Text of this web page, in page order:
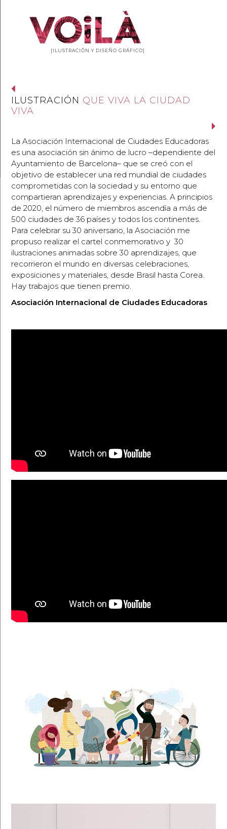
[ILUSTRACIÓN Y DISEÑO GRÁFICO]
ILUSTRACIÓN QUE VIVA LA CIUDAD
VIVA
La Asociación Internacional de Ciudades Educadoras
es una asociación sin ánimo de lucro –dependiente del
Ayuntamiento de Barcelona– que se creó con el
objetivo de establecer una red mundial de ciudades
comprometidas con la sociedad y su entorno que
compartieran aprendizajes y experiencias. A principios
de 2020, el número de miembros ascendía a más de
500 ciudades de 36 países y todos los continentes.
Para celebrar su 30 aniversario, la Asociación me
propuso realizar el cartel conmemorativo y 30
ilustraciones animadas sobre 30 aprendizajes, que
recorrieron el mundo en diversas celebraciones,
exposiciones y materiales, desde Brasil hasta Corea.
Hay trabajos que tienen premio.
Asociación Internacional de Ciudades Educadoras